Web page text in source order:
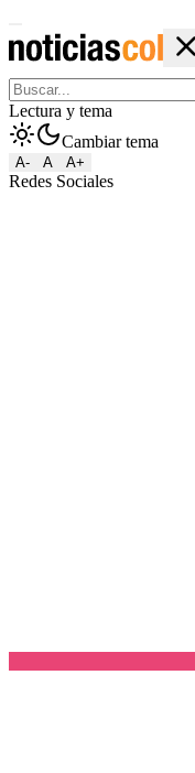
Lectura y tema
Cambiar tema
A- A A+
Redes Sociales